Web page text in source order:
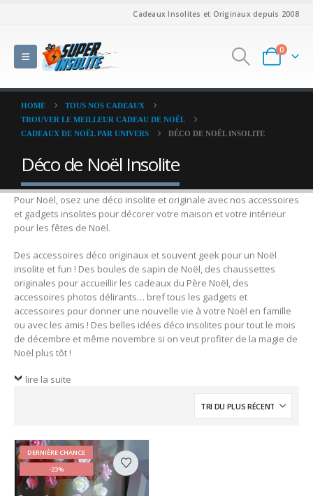
Cadeaux Insolites et Originaux depuis 2008
0
HOME
TOUS NOS CADEAUX
TROUVER LE MEILLEUR CADEAU DE NOËL
CADEAUX DE NOËL PAR UNIVERS
DÉCO DE NOËL INSOLITE
Déco de Noël Insolite
Pour Noël, osez une déco insolite et originale avec nos accessoires
et gadgets insolites pour décorer votre maison et votre intérieur
pour les fêtes de Noël.
Des accessoires déco originaux et souvent geek pour un Noël
insolite et fun ! Des boules de sapin de Noël, des chaussettes
originales pour accueillir les cadeaux du Père Noël, des
accessoires photos délirants… bref tous les gadgets et
accessoires pour donner une nouvelle vie à votre Noël en famille
ou avec les amis ! Des belles idées déco insolites pour tout le mois
de décembre et même novembre si on veut profiter de la magie de
Noël plus tôt !
lire la suite
DERNIÈRE CHANCE
-23%